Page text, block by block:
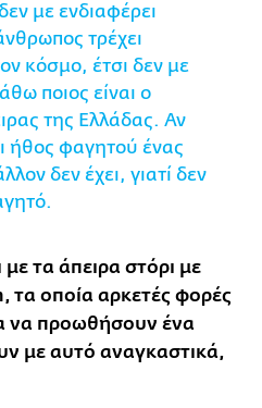
με ενδιαφέρει
τρέχει
κόσμο, έτσι δεν με
ποιος είναι ο
της Ελλάδας. Αν
ήθος φαγητού ένας
δεν έχει, γιατί δεν
τα άπειρα στόρι με
οποία αρκετές φορές
να προωθήσουν ένα
με αυτό αναγκαστικά,